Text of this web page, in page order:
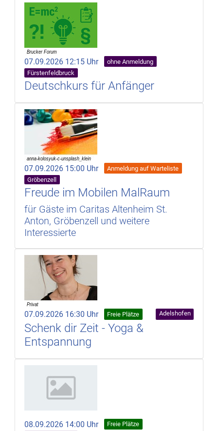
07.09.2026 12:15 Uhr
ohne Anmeldung
Fürstenfeldbruck
Deutschkurs für Anfänger
07.09.2026 15:00 Uhr
Anmeldung auf Warteliste
Gröbenzell
Freude im Mobilen MalRaum
für Gäste im Caritas Altenheim St.
Anton, Gröbenzell und weitere
Interessierte
07.09.2026 16:30 Uhr Freie Plätze Adelshofen
Schenk dir Zeit - Yoga &
Entspannung
08.09.2026 14:00 Uhr
Freie Plätze